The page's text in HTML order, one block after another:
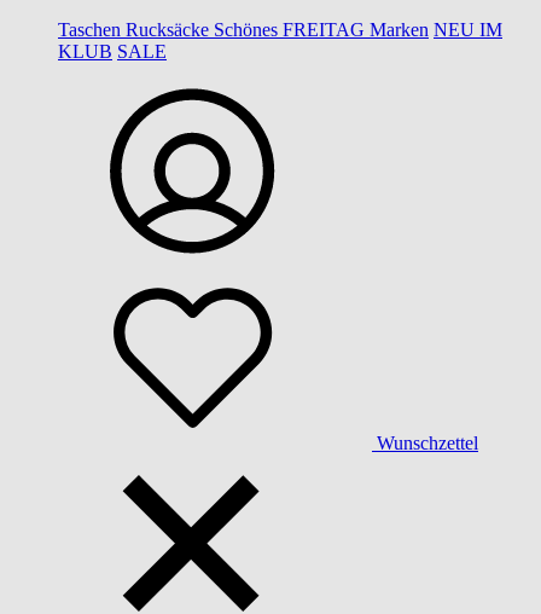
Taschen Rucksäcke Schönes FREITAG Marken NEU IM
KLUB SALE
Wunschzettel